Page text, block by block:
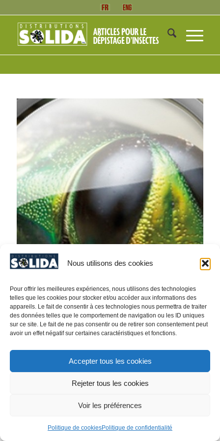
Nous utilisons des cookies
Pour offrir les meilleures expériences, nous utilisons des technologies
telles que les cookies pour stocker et/ou accéder aux informations des
appareils. Le fait de consentir à ces technologies nous permettra de traiter
des données telles que le comportement de navigation ou les ID uniques
sur ce site. Le fait de ne pas consentir ou de retirer son consentement peut
avoir un effet négatif sur certaines caractéristiques et fonctions.
Accepter tous les cookies
Rejeter tous les cookies
Voir les préférences
Politique de cookiesPolitique de confidentialité
©2025, Distributions Solida inc.